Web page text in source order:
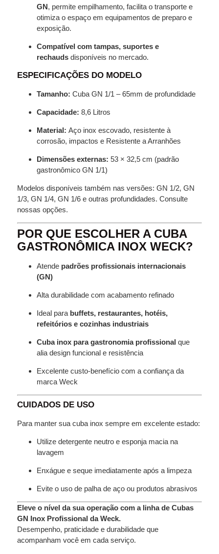
GN, permite empilhamento, facilita o transporte e
otimiza o espaço em equipamentos de preparo e
exposição.
Compatível com tampas, suportes e
rechauds disponíveis no mercado.
ESPECIFICAÇÕES DO MODELO
Tamanho: Cuba GN 1/1 – 65mm de profundidade
Capacidade: 8,6 Litros
Material: Aço inox escovado, resistente à
corrosão, impactos e Resistente a Arranhões
Dimensões externas: 53 × 32,5 cm (padrão
gastronômico GN 1/1)
Modelos disponíveis também nas versões: GN 1/2, GN
1/3, GN 1/4, GN 1/6 e outras profundidades. Consulte
nossas opções.
POR QUE ESCOLHER A CUBA
GASTRONÔMICA INOX WECK?
Atende padrões profissionais internacionais
(GN)
Alta durabilidade com acabamento refinado
Ideal para buffets, restaurantes, hotéis,
refeitórios e cozinhas industriais
Cuba inox para gastronomia profissional que
alia design funcional e resistência
Excelente custo-benefício com a confiança da
marca Weck
CUIDADOS DE USO
Para manter sua cuba inox sempre em excelente estado:
Utilize detergente neutro e esponja macia na
lavagem
Enxágue e seque imediatamente após a limpeza
Evite o uso de palha de aço ou produtos abrasivos
Eleve o nível da sua operação com a linha de Cubas
GN Inox Profissional da Weck.
Desempenho, praticidade e durabilidade que
acompanham você em cada serviço.